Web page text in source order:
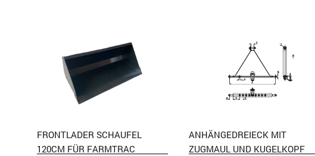
FRONTLADER SCHAUFEL
120CM FÜR FARMTRAC
ANHÄNGEDREIECK MIT
ZUGMAUL UND KUGELKOPF